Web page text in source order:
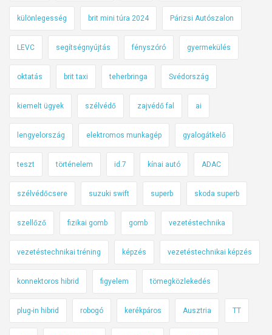
különlegesség brit mini túra 2024 Párizsi Autószalon
LEVC segítségnyújtás fényszóró gyermekülés
oktatás brit taxi teherbringa Svédország
kiemelt ügyek szélvédő zajvédő fal ai
lengyelország elektromos munkagép gyalogátkelő
teszt történelem id.7 kínai autó ADAC
szélvédőcsere suzuki swift superb skoda superb
szellőző fizikai gomb gomb vezetéstechnika
vezetéstechnikai tréning képzés vezetéstechnikai képzés
konnektoros hibrid figyelem tömegközlekedés
plug-in hibrid robogó kerékpáros Ausztria TT